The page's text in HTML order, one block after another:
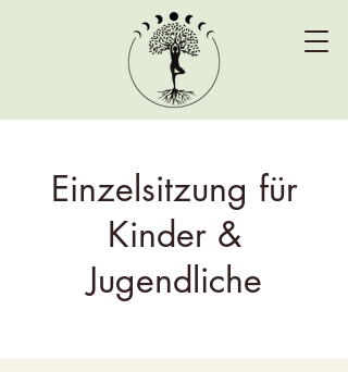
Einzelsitzung für
Kinder &
Jugendliche